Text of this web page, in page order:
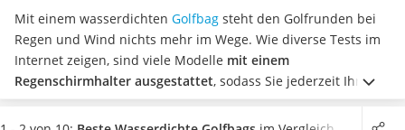
Trekkingschuhe Herren
Reisetasche mit Rollen
Klimmzugstation
Koffer
Nachtsichtgerät
Mit einem wasserdichten Golfbag steht den Golfrunden bei
Regen und Wind nichts mehr im Wege. Wie diverse Tests im
Internet zeigen, sind viele Modelle mit einem
Regenschirmhalter ausgestattet, sodass Sie jederzeit Ihren
Regenschirm zur Hand haben und nicht nur Ihr Equipment,
sonders auch Sie trocken bleiben.Wählen Sie jetzt ein